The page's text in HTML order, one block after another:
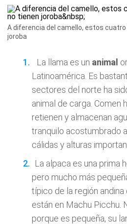
A diferencia del camello, estos
joroba
La llama es un animal
Latinoamérica. Es
sectores del norte ha
animal de carga. Comen
retienen y almacenan
tranquilo acostumbrado
cálidas y alturas
La alpaca es una prima
pero mucho más
típico de la región andina
están en Machu Picchu.
porque es pequeña, su